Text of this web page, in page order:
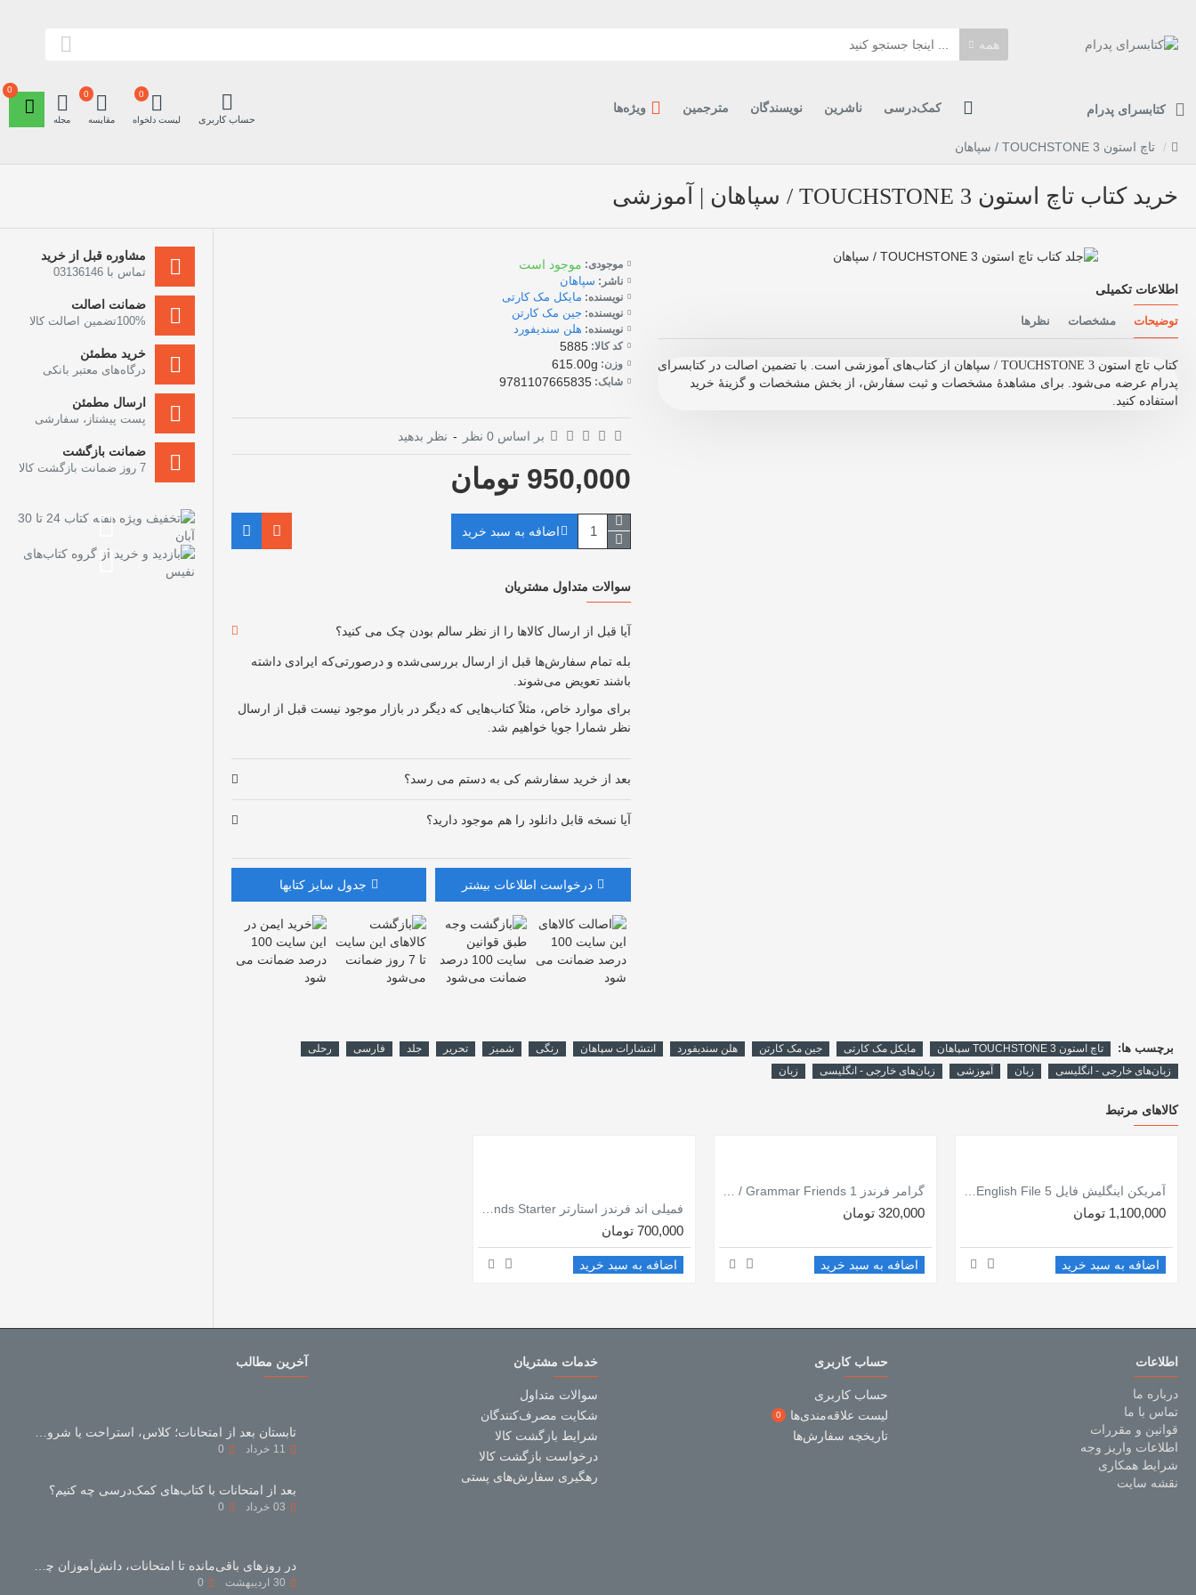
همه
کتابسرای پدرام کمک‌درسی ناشرین نویسندگان مترجمین ویژه‌ها
حساب کاربری لیست دلخواه
0
مقایسه
0
مجله
0
تاچ استون 3 TOUCHSTONE / سپاهان
خرید کتاب تاچ استون 3 TOUCHSTONE / سپاهان | آموزشی
اطلاعات تکمیلی
توضیحات مشخصات نظرها
کتاب تاچ استون 3 TOUCHSTONE / سپاهان از کتاب‌های آموزشی است. با تضمین اصالت در کتابسرای
پدرام عرضه می‌شود. برای مشاهدهٔ مشخصات و ثبت سفارش، از بخش مشخصات و گزینهٔ خرید
استفاده کنید.
موجودی: موجود است
ناشر: سپاهان
نویسنده: مایکل مک کارتی
نویسنده: جین مک کارتن
نویسنده: هلن سندیفورد
کد کالا: 5885
وزن: 615.00g
شابک: 9781107665835
بر اساس 0 نظر - نظر بدهید
950,000 تومان
اضافه به سبد خرید
درخواست اطلاعات بیشتر جدول سایز کتابها
سوالات متداول مشتریان
آیا قبل از ارسال کالاها را از نظر سالم بودن چک می کنید؟
بله تمام سفارش‌ها قبل از ارسال بررسی‌شده و درصورتی‌که ایرادی داشته
باشند تعویض می‌شوند.
برای موارد خاص، مثلاً کتاب‌هایی که دیگر در بازار موجود نیست قبل از ارسال
نظر شمارا جویا خواهیم شد.
بعد از خرید سفارشم کی به دستم می رسد؟
آیا نسخه قابل دانلود را هم موجود دارید؟
برچسب ها: تاچ استون 3 TOUCHSTONE سپاهان مایکل مک کارتی جین مک کارتن هلن سندیفورد انتشارات سپاهان رنگی شمیز تحریر جلد فارسی
رحلی
زبان‌های خارجی - انگلیسی
زبان آموزشی زبان‌های خارجی - انگلیسی زبان
کالاهای مرتبط
1,100,000 تومان
اضافه به سبد خرید
320,000 تومان
اضافه به سبد خرید
700,000 تومان
اضافه به سبد خرید
مشاوره قبل از خرید
تماس با 03136146
ضمانت اصالت
100%تضمین اصالت کالا
خرید مطمئن
درگاه‌های معتبر بانکی
ارسال مطمئن
پست پیشتاز، سفارشی
ضمانت بازگشت
7 روز ضمانت بازگشت کالا
اطلاعات
درباره ما
تماس با ما
قوانین و مقررات
اطلاعات واریز وجه
شرایط همکاری
نقشه سایت
حساب کاربری
حساب کاربری
لیست علاقه‌مندی‌ها
0
تاریخچه سفارش‌ها
خدمات مشتریان
سوالات متداول
شکایت مصرف‌کنندگان
شرایط بازگشت کالا
درخواست بازگشت کالا
رهگیری سفارش‌های پستی
آخرین مطالب
11 خرداد 0
بعد از امتحانات با کتاب‌های کمک‌درسی چه کنیم؟
03 خرداد 0
30 اردیبهشت 0